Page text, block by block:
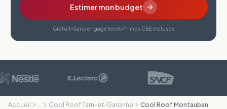
Estimer mon budget
Gratuit Sans engagement Primes CEE incluses
Accueil … Cool Roof Tarn-et-Garonne Cool Roof Montauban